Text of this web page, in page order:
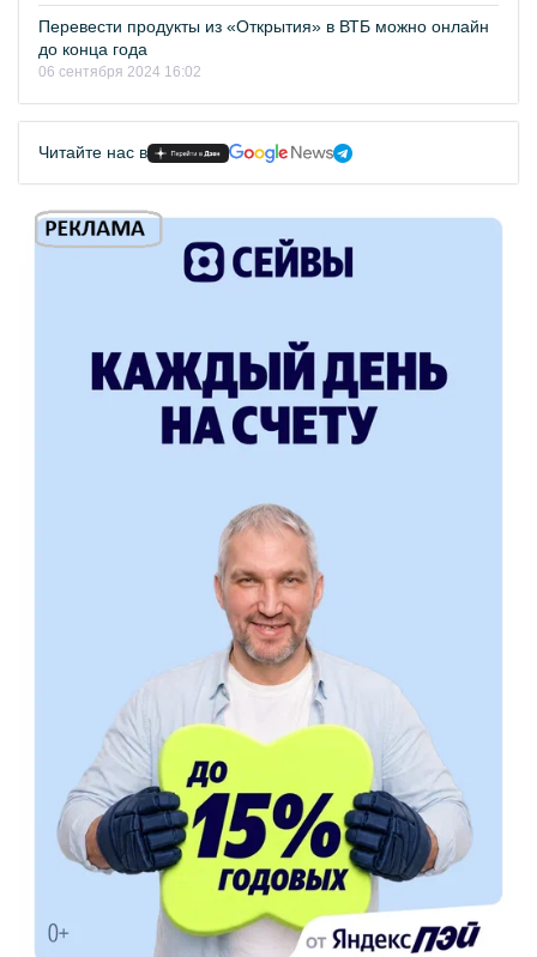
Перевести продукты из «Открытия» в ВТБ можно онлайн
до конца года
06 сентября 2024 16:02
Читайте нас в